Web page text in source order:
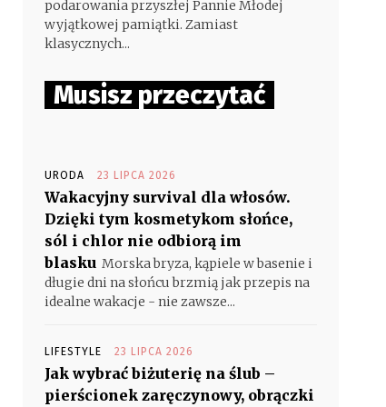
podarowania przyszłej Pannie Młodej
wyjątkowej pamiątki. Zamiast
klasycznych...
Musisz przeczytać
URODA 23 LIPCA 2026
Wakacyjny survival dla włosów.
Dzięki tym kosmetykom słońce,
sól i chlor nie odbiorą im
blasku Morska bryza, kąpiele w basenie i
długie dni na słońcu brzmią jak przepis na
idealne wakacje - nie zawsze...
LIFESTYLE 23 LIPCA 2026
Jak wybrać biżuterię na ślub –
pierścionek zaręczynowy, obrączki